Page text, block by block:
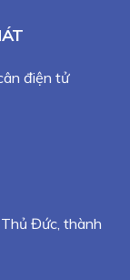
điện tử
Đức, thành